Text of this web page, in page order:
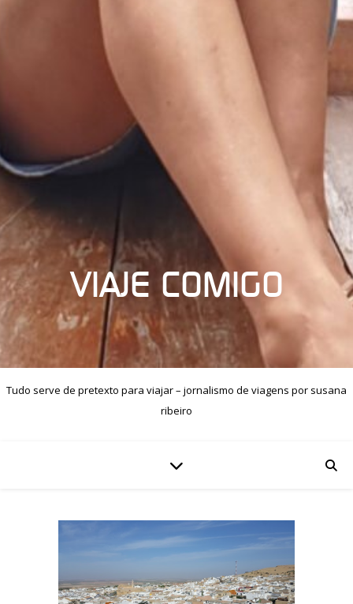
VIAJE COMIGO
Tudo serve de pretexto para viajar – jornalismo de viagens por susana
ribeiro